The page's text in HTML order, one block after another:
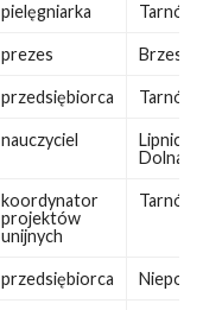
pielęgniarka Tarnów
prezes Brzesko
przedsiębiorca Tarnów
nauczyciel
Lipnica
Dolna
koordynator
projektów
unijnych
Tarnów
przedsiębiorca